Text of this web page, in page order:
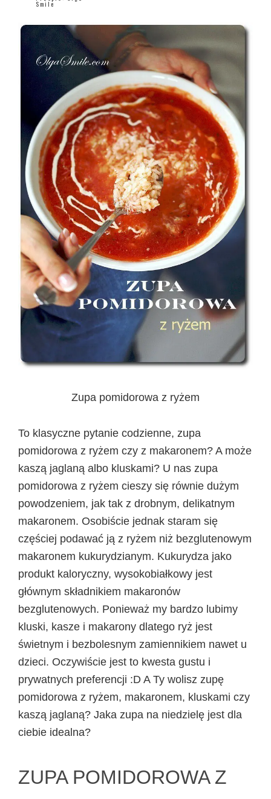
Smile
Zupa pomidorowa z ryżem
To klasyczne pytanie codzienne, zupa
pomidorowa z ryżem czy z makaronem? A może
kaszą jaglaną albo kluskami? U nas zupa
pomidorowa z ryżem cieszy się równie dużym
powodzeniem, jak tak z drobnym, delikatnym
makaronem. Osobiście jednak staram się
częściej podawać ją z ryżem niż bezglutenowym
makaronem kukurydzianym. Kukurydza jako
produkt kaloryczny, wysokobiałkowy jest
głównym składnikiem makaronów
bezglutenowych. Ponieważ my bardzo lubimy
kluski, kasze i makarony dlatego ryż jest
świetnym i bezbolesnym zamiennikiem nawet u
dzieci. Oczywiście jest to kwesta gustu i
prywatnych preferencji :D A Ty wolisz zupę
pomidorowa z ryżem, makaronem, kluskami czy
kaszą jaglaną? Jaka zupa na niedzielę jest dla
ciebie idealna?
ZUPA POMIDOROWA Z